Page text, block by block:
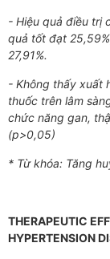
- Hiệu quả điều trị
quả tốt đạt
27,91%.
- Không thấy xuất
thuốc trên lâm
chức năng gan,
(p>0,05)
* Từ khóa: Tăng
THERAPEUTIC
HYPERTENSION